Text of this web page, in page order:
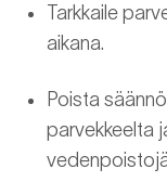
Tarkkaile
aikana.
Poista
parvekkeelta